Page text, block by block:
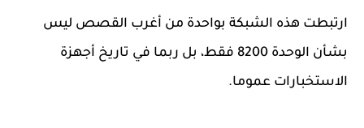
ارتبطت هذه الشبكة بواحدة من أغرب القصص ليس
بشأن الوحدة 8200 فقط، بل ربما في تاريخ أجهزة
الاستخبارات عموما.